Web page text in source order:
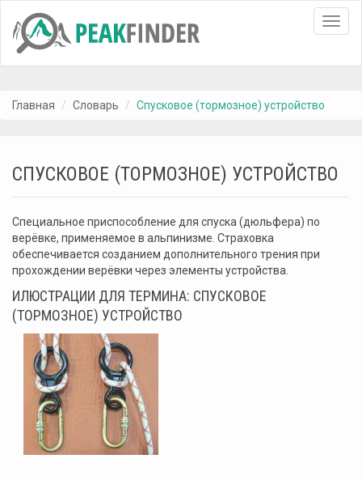
Главная Словарь Спусковое (тормозное) устройство
СПУСКОВОЕ (ТОРМОЗНОЕ) УСТРОЙСТВО
Специальное приспособление для спуска (дюльфера) по
верёвке, применяемое в альпинизме. Страховка
обеспечивается созданием дополнительного трения при
прохождении верёвки через элементы устройства.
ИЛЮСТРАЦИИ ДЛЯ ТЕРМИНА: СПУСКОВОЕ
(ТОРМОЗНОЕ) УСТРОЙСТВО